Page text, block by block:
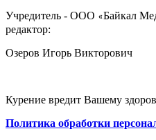
Учредитель - ООО «Байкал
редактор:
Озеров Игорь Викторович
Курение вредит Вашему
Политика обработки